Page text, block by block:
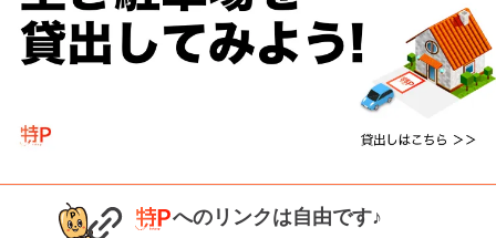
へのリンクは自由です♪